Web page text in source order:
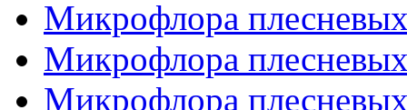
Микрофлора
Микрофлора
Микрофлора